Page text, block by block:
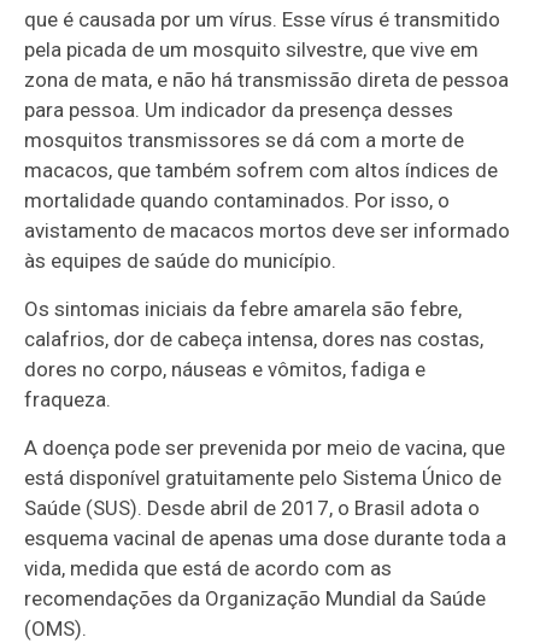
que é causada por um vírus. Esse vírus é transmitido
pela picada de um mosquito silvestre, que vive em
zona de mata, e não há transmissão direta de pessoa
para pessoa. Um indicador da presença desses
mosquitos transmissores se dá com a morte de
macacos, que também sofrem com altos índices de
mortalidade quando contaminados. Por isso, o
avistamento de macacos mortos deve ser informado
às equipes de saúde do município.
Os sintomas iniciais da febre amarela são febre,
calafrios, dor de cabeça intensa, dores nas costas,
dores no corpo, náuseas e vômitos, fadiga e
fraqueza.
A doença pode ser prevenida por meio de vacina, que
está disponível gratuitamente pelo Sistema Único de
Saúde (SUS). Desde abril de 2017, o Brasil adota o
esquema vacinal de apenas uma dose durante toda a
vida, medida que está de acordo com as
recomendações da Organização Mundial da Saúde
(OMS).